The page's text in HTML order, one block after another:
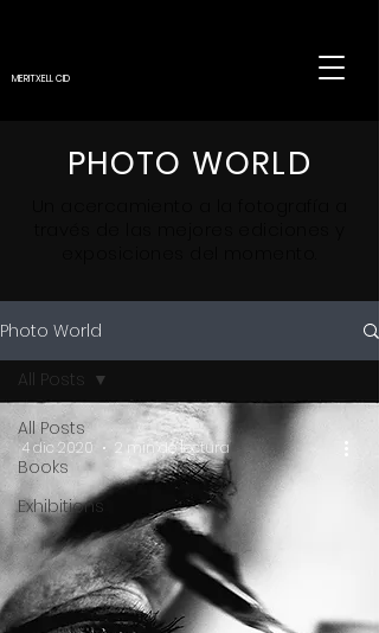
MERITXELL CID
PHOTO WORLD
Photo World
All Posts
Books
Exhibitions
All Posts
4 dic 2020 2 min de lectura